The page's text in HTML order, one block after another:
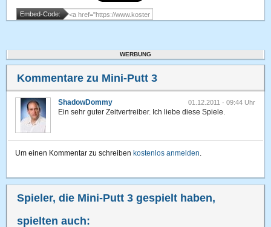
Embed-Code:
WERBUNG
Kommentare zu Mini-Putt 3
ShadowDommy 01.12.2011 · 09:44 Uhr
Ein sehr guter Zeitvertreiber. Ich liebe diese Spiele.
Um einen Kommentar zu schreiben kostenlos anmelden.
Spieler, die Mini-Putt 3 gespielt haben,
spielten auch: